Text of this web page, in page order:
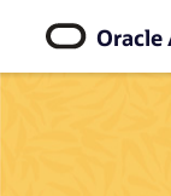
consultar
nossa
Oracle